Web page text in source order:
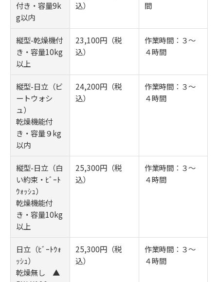
付き・容量9k
g以内
込）
間
縦型-乾燥機付
き・容量10kg
以上
23,100円（税
込）
作業時間：３～
４時間
縦型-日立（ビ
ートウォシ
ュ）
乾燥機能付
き・容量９kg
以内
24,200円（税
込）
作業時間：３～
４時間
縦型-日立（白
い約束・ﾋﾞｰﾄ
ｳｫｯｼｭ）
乾燥機能付
き・容量10kg
以上
25,300円（税
込）
作業時間：３～
４時間
日立（ﾋﾞｰﾄｳｫ
ｯｼｭ）
乾燥無し ▲
25,300円（税
込）
作業時間：３～
４時間